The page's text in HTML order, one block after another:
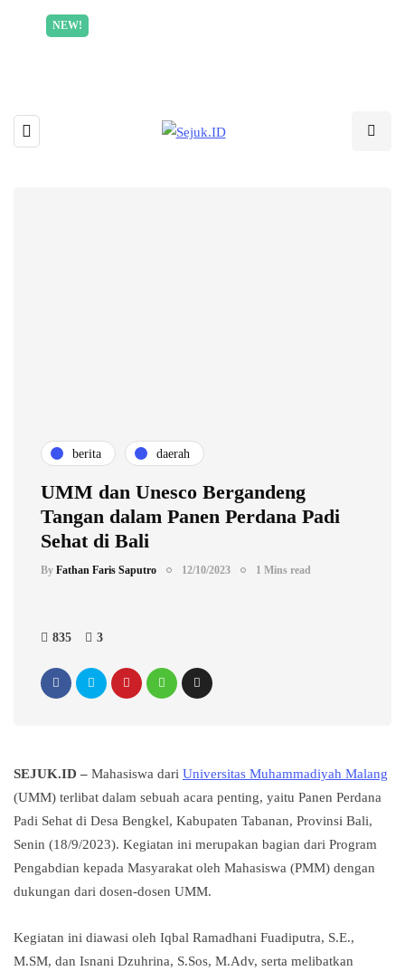
NEW!
berita daerah
UMM dan Unesco Bergandeng
Tangan dalam Panen Perdana Padi
Sehat di Bali
By Fathan Faris Saputro 12/10/2023 1 Mins read
835 3
SEJUK.ID – Mahasiswa dari Universitas Muhammadiyah Malang
(UMM) terlibat dalam sebuah acara penting, yaitu Panen Perdana
Padi Sehat di Desa Bengkel, Kabupaten Tabanan, Provinsi Bali,
Senin (18/9/2023). Kegiatan ini merupakan bagian dari Program
Pengabdian kepada Masyarakat oleh Mahasiswa (PMM) dengan
dukungan dari dosen-dosen UMM.
Kegiatan ini diawasi oleh Iqbal Ramadhani Fuadiputra, S.E.,
M.SM, dan Isnani Dzuhrina, S.Sos, M.Adv, serta melibatkan